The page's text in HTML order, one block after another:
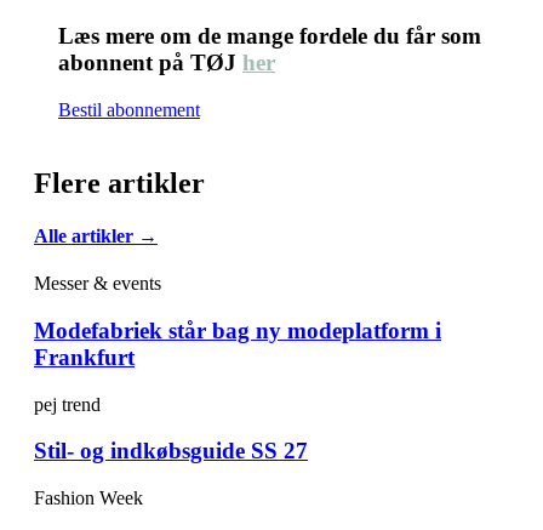
Læs mere om de mange fordele du får som
abonnent på TØJ her
Bestil abonnement
Flere artikler
Alle artikler →
Messer & events
Modefabriek står bag ny modeplatform i
Frankfurt
pej trend
Stil- og indkøbsguide SS 27
Fashion Week